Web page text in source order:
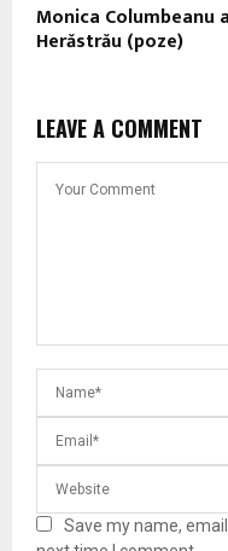
Monica Columbeanu
Herăstrău (poze)
LEAVE A COMMENT
Save my name,